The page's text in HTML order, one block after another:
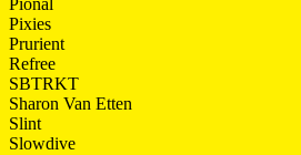
Pional
Pixies
Prurient
Refree
SBTRKT
Sharon Van Etten
Slint
Slowdive